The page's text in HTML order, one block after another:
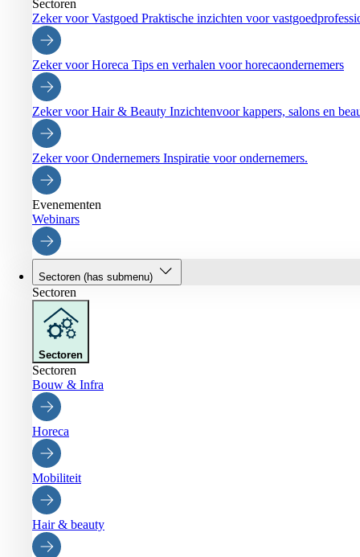
Sectoren
Zeker voor Vastgoed Praktische inzichten voor
Zeker voor Horeca Tips en verhalen voor horecaondernemers
Zeker voor Hair & Beauty Inzichtenvoor kappers, salons en
Zeker voor Ondernemers Inspiratie voor ondernemers.
Evenementen
Webinars
Sectoren (has submenu)
Sectoren
Sectoren
Sectoren
Bouw & Infra
Horeca
Mobiliteit
Hair & beauty